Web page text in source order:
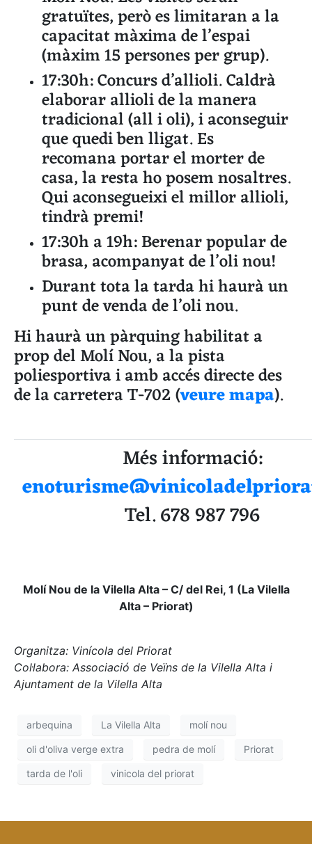
gratuïtes, però es limitaran a la
capacitat màxima de l’espai
(màxim 15 persones per grup).
17:30h: Concurs d’allioli. Caldrà
elaborar allioli de la manera
tradicional (all i oli), i aconseguir
que quedi ben lligat. Es
recomana portar el morter de
casa, la resta ho posem nosaltres.
Qui aconsegueixi el millor allioli,
tindrà premi!
17:30h a 19h: Berenar popular de
brasa, acompanyat de l’oli nou!
Durant tota la tarda hi haurà un
punt de venda de l’oli nou.
Hi haurà un pàrquing habilitat a
prop del Molí Nou, a la pista
poliesportiva i amb accés directe des
de la carretera T-702 (veure mapa).
Més informació:
Tel. 678 987 796
Molí Nou de la Vilella Alta – C/ del Rei, 1 (La Vilella
Alta – Priorat)
Organitza: Vinícola del Priorat
Col·labora: Associació de Veïns de la Vilella Alta i
Ajuntament de la Vilella Alta
arbequina La Vilella Alta molí nou
oli d'oliva verge extra pedra de molí Priorat
tarda de l'oli vinicola del priorat